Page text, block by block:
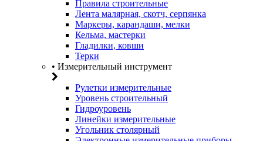
Правила строительные
Лента малярная, скотч, серпянка
Маркеры, карандаши, мелки
Кельма, мастерки
Гладилки, ковши
Терки
• Измерительный инструмент
Рулетки измерительные
Уровень строительный
Гидроуровень
Линейки измерительные
Угольник столярный